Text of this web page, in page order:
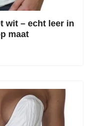
wit – echt leer in
maat